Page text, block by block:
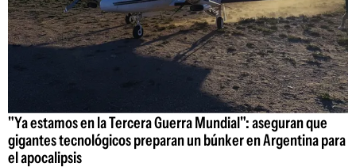
"Ya estamos en la Tercera Guerra Mundial": aseguran que
gigantes tecnológicos preparan un búnker en Argentina para
el apocalipsis